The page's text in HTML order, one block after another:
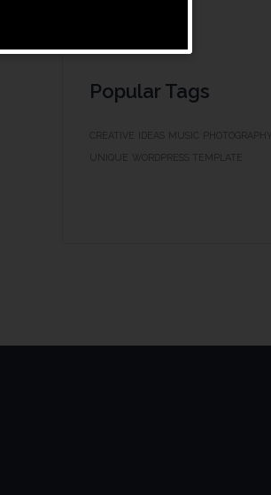
Popular Tags
CREATIVE IDEAS MUSIC PHOTOGRAPHY
UNIQUE WORDPRESS TEMPLATE